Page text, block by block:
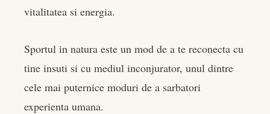
vitalitatea si energia.
Sportul in natura este un mod de a te reconecta cu
tine insuti si cu mediul inconjurator, unul dintre
cele mai puternice moduri de a sarbatori
experienta umana.